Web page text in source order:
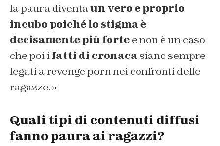
la paura diventaun vero e proprio
incubo poiché lo stigma è
decisamente più fortee non è un caso
che poi ifatti di cronaca siano sempre
legati a revenge porn nei confronti delle
ragazze.»
Quali tipi di contenuti diffusi
fanno paura ai ragazzi?